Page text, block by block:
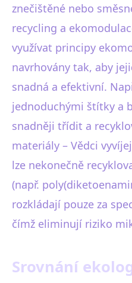
znečištěné nebo
recycling a
využívat principy
navrhovány tak, aby
snadná a efektivní.
jednoduchými štítky a
snadněji třídit a
materiály – Vědci
lze nekonečně
(např.
rozkládají pouze za
čímž eliminují riziko
Srovnání